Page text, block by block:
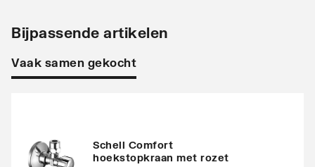
Bijpassende artikelen
Vaak samen gekocht
Schell Comfort
hoekstopkraan met rozet